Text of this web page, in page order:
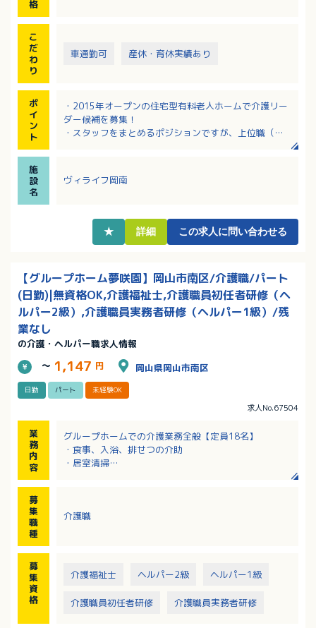
格
こ
だ
わ
り
車通勤可 産休・育休実績あり
ポ
イ
ン
ト
・2015年オープンの住宅型有料老人ホームで介護リー
ダー候補を募集！
・スタッフをまとめるポジションですが、上位職（主
・キャリアアップを目指す方必見！マネジメント経験
保育手当も支給あり！
施
設
名
ヴィライフ岡南
★ 詳細 この求人に問い合わせる
【グループホーム夢咲園】岡山市南区/介護職/パート
(日勤)|無資格OK,介護福祉士,介護職員初任者研修（ヘ
ルパー2級）,介護職員実務者研修（ヘルパー1級）/残
業なし
の介護・ヘルパー職求人情報
～ 1,147 円 岡山県岡山市南区
日勤 パート 未経験OK
求人No.67504
業
務
内
容
グループホームでの介護業務全般【定員18名】
・食事、入浴、排せつの介助
・居室清掃
募
集
職
種
介護職
募
集
資
格
介護福祉士 ヘルパー2級 ヘルパー1級
介護職員初任者研修 介護職員実務者研修